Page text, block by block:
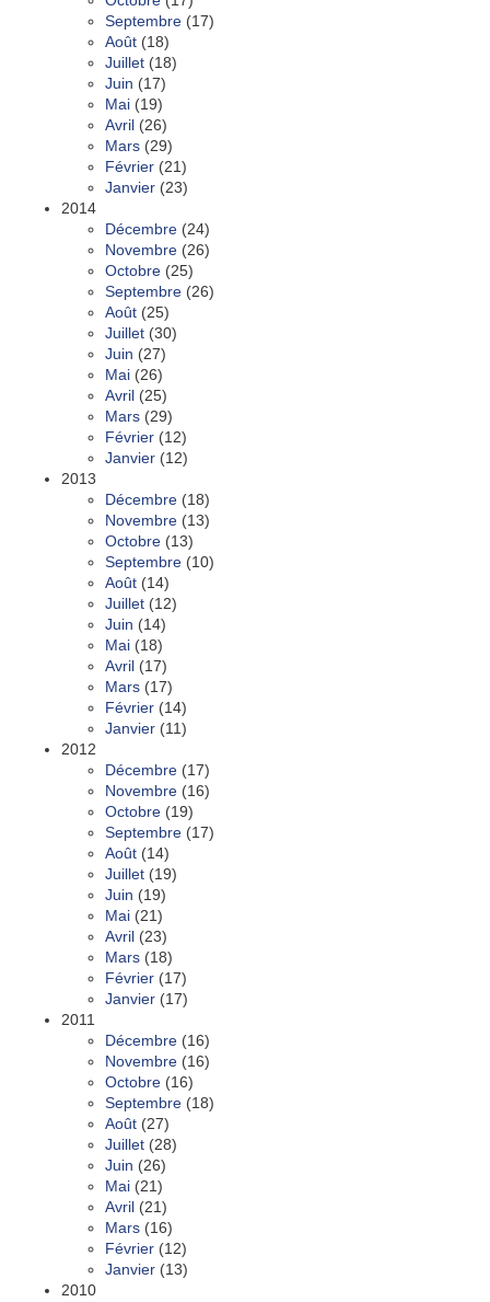
Septembre (17)
Août (18)
Juillet (18)
Juin (17)
Mai (19)
Avril (26)
Mars (29)
Février (21)
Janvier (23)
2014
Décembre (24)
Novembre (26)
Octobre (25)
Septembre (26)
Août (25)
Juillet (30)
Juin (27)
Mai (26)
Avril (25)
Mars (29)
Février (12)
Janvier (12)
2013
Décembre (18)
Novembre (13)
Octobre (13)
Septembre (10)
Août (14)
Juillet (12)
Juin (14)
Mai (18)
Avril (17)
Mars (17)
Février (14)
Janvier (11)
2012
Décembre (17)
Novembre (16)
Octobre (19)
Septembre (17)
Août (14)
Juillet (19)
Juin (19)
Mai (21)
Avril (23)
Mars (18)
Février (17)
Janvier (17)
2011
Décembre (16)
Novembre (16)
Octobre (16)
Septembre (18)
Août (27)
Juillet (28)
Juin (26)
Mai (21)
Avril (21)
Mars (16)
Février (12)
Janvier (13)
2010